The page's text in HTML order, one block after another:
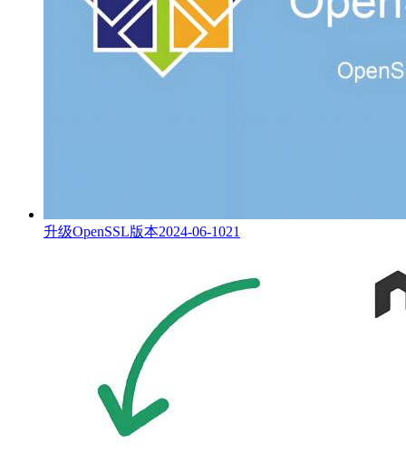
升级OpenSSL版本2024-06-1021